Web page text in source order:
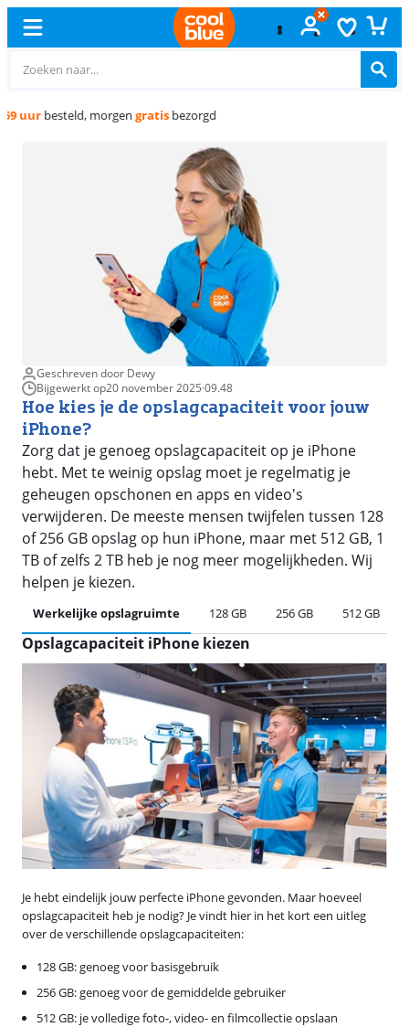
Gratis
Geschreven door Dewy
Bijgewerkt op20 november 2025·09.48
Hoe kies je de opslagcapaciteit voor jouw
iPhone?
Zorg dat je genoeg opslagcapaciteit op je iPhone
hebt. Met te weinig opslag moet je regelmatig je
geheugen opschonen en apps en video's
verwijderen. De meeste mensen twijfelen tussen 128
of 256 GB opslag op hun iPhone, maar met 512 GB, 1
TB of zelfs 2 TB heb je nog meer mogelijkheden. Wij
helpen je kiezen.
Werkelijke opslagruimte 128 GB 256 GB 512 GB
Opslagcapaciteit iPhone kiezen
Je hebt eindelijk jouw perfecte iPhone gevonden. Maar hoeveel
opslagcapaciteit heb je nodig? Je vindt hier in het kort een uitleg
over de verschillende opslagcapaciteiten:
128 GB: genoeg voor basisgebruik
256 GB: genoeg voor de gemiddelde gebruiker
512 GB: je volledige foto-, video- en filmcollectie opslaan